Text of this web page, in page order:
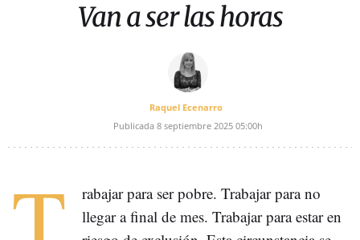
Van a ser las horas
Raquel Ecenarro
Publicada 8 septiembre 2025 05:00h
rabajar para ser pobre. Trabajar para no
llegar a final de mes. Trabajar para estar en